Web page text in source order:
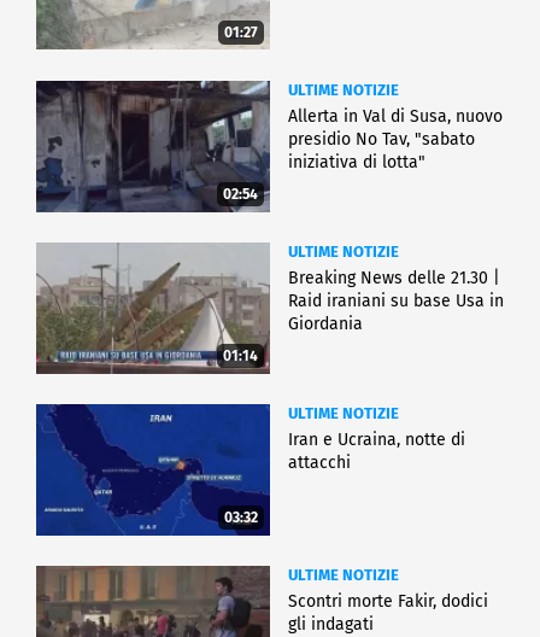
01:27
02:54
ULTIME NOTIZIE
Allerta in Val di Susa, nuovo
presidio No Tav, "sabato
iniziativa di lotta"
01:14
ULTIME NOTIZIE
Breaking News delle 21.30 |
Raid iraniani su base Usa in
Giordania
03:32
ULTIME NOTIZIE
Iran e Ucraina, notte di
attacchi
ULTIME NOTIZIE
Scontri morte Fakir, dodici
gli indagati